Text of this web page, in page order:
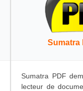
Sumatra
Sumatra PDF
lecteur de